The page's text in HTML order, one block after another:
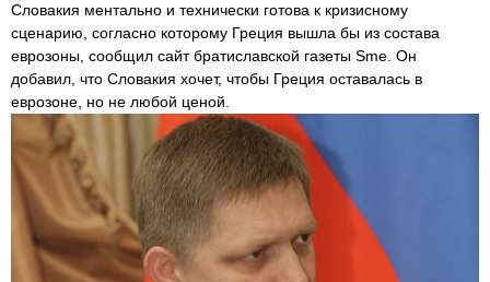
Словакия ментально и технически готова к кризисному
сценарию, согласно которому Греция вышла бы из состава
еврозоны, сообщил сайт братиславской газеты Sme. Он
добавил, что Словакия хочет, чтобы Греция оставалась в
еврозоне, но не любой ценой.